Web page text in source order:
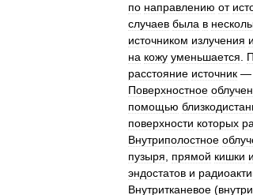
по направлению от
случаев была в
источником излучения и
на кожу уменьшается
расстояние источник —
Поверхностное
помощью
поверхности которых
Внутриполостное
пузыря
прямой кишки и
эндостатов и
Внутритканевое (